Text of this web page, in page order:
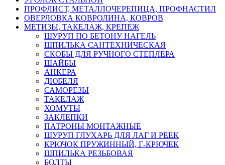
ПРОФЛИСТ, МЕТАЛЛОЧЕРЕПИЦА, ПРОФНАСТИЛ
ОВЕРЛОВКА КОВРОЛИНА, КОВРОВ
МЕТИЗЫ, ТАКЕЛАЖ, КРЕПЕЖ
ШУРУП ПО БЕТОНУ НАГЕЛЬ
ШПИЛЬКА САНТЕХНИЧЕСКАЯ
СКОБЫ ДЛЯ РУЧНОГО СТЕПЛЕРА
ШАЙБЫ
АНКЕРА
ДЮБЕЛЯ
САМОРЕЗЫ
ТАКЕЛАЖ
ХОМУТЫ
ЗАКЛЕПКИ
ПАТРОНЫ МОНТАЖНЫЕ
ШУРУП ГЛУХАРЬ ДЛЯ ЛАГ И РЕЕК
КРЮЧОК ПРУЖИННЫЙ, Г-КРЮЧЕК
ШПИЛЬКА РЕЗЬБОВАЯ
БОЛТЫ